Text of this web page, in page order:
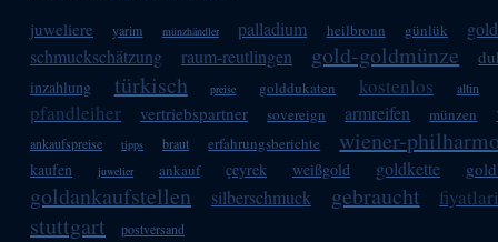
juweliere yarim münzhändler palladium heilbronn günlük
schmuckschätzung
raum-reutlingen gold-goldmünze
inzahlung türkisch preise golddukaten kostenlos altin
pfandleiher vertriebspartner sovereign armreifen münzen
ankaufspreise tipps braut erfahrungsberichte wiener-
kaufen juwelier ankauf çeyrek weißgold goldkette
goldankaufstellen silberschmuck gebraucht
stuttgart postversand